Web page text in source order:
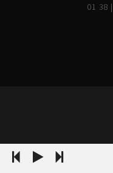
01 38 |